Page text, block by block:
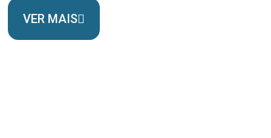
VER MAIS